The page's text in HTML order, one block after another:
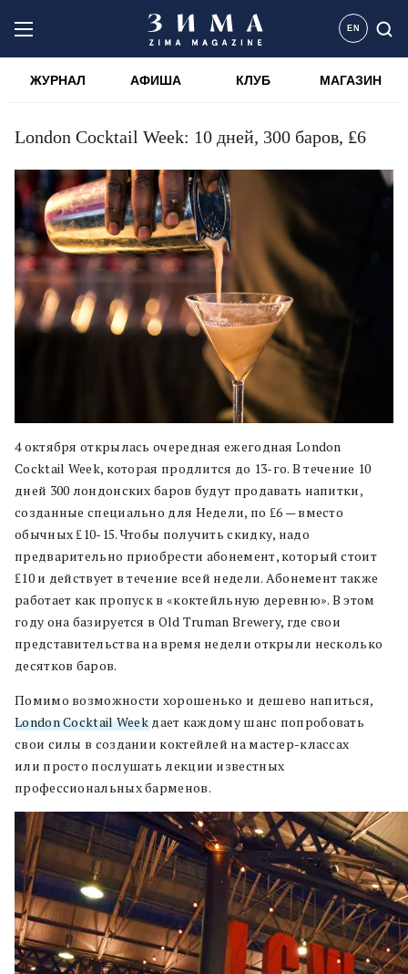
EN
ЖУРНАЛ АФИША КЛУБ МАГАЗИН
London Cocktail Week: 10 дней, 300 баров, ₤6
4 октября открылась очередная ежегодная London
Cocktail Week, которая продлится до 13-го. В течение 10
дней 300 лондонских баров будут продавать напитки,
созданные специально для Недели, по ₤6 — вместо
обычных ₤10-15. Чтобы получить скидку, надо
предварительно приобрести абонемент, который стоит
₤10 и действует в течение всей недели. Абонемент также
работает как пропуск в «коктейльную деревню». В этом
году она базируется в Old Truman Brewery, где свои
представительства на время недели открыли несколько
десятков баров.
Помимо возможности хорошенько и дешево напиться,
London Cocktail Weekдает каждому шанс попробовать
свои силы в создании коктейлей на мастер-классах
или просто послушать лекции известных
профессиональных барменов.